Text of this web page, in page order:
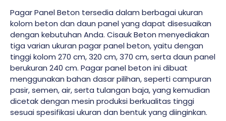
Pagar Panel Beton tersedia dalam berbagai ukuran
kolom beton dan daun panel yang dapat disesuaikan
dengan kebutuhan Anda. Cisauk Beton menyediakan
tiga varian ukuran pagar panel beton, yaitu dengan
tinggi kolom 270 cm, 320 cm, 370 cm, serta daun panel
berukuran 240 cm. Pagar panel beton ini dibuat
menggunakan bahan dasar pilihan, seperti campuran
pasir, semen, air, serta tulangan baja, yang kemudian
dicetak dengan mesin produksi berkualitas tinggi
sesuai spesifikasi ukuran dan bentuk yang diinginkan.